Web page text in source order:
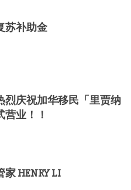
苏补助金
烈庆祝加华移民「里贾纳
业！！
HENRY LI